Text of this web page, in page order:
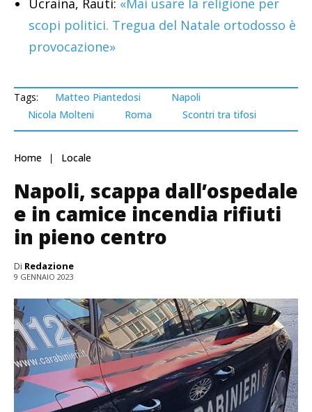
scopi politici. Tregua del Natale ortodosso è
provocazione»
Tags: Matteo Piantedosi
Napoli
Nicola Molteni
Roma Scontri tra tifosi
Home Locale
Napoli, scappa dall’ospedale
e in camice incendia rifiuti
in pieno centro
Di Redazione
9 GENNAIO 2023